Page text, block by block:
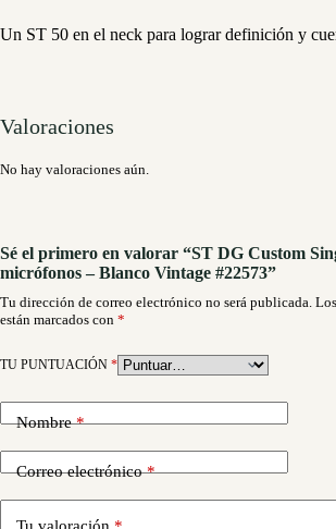
Un ST 50 en el neck para lograr definición y
Valoraciones
No hay valoraciones aún.
Sé el primero en valorar “ST DG Custom
micrófonos – Blanco Vintage #22573”
Tu dirección de correo electrónico no será publicada.
están marcados con *
TU PUNTUACIÓN *
Nombre*
Correo electrónico*